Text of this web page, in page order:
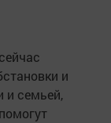
и
и семьей,